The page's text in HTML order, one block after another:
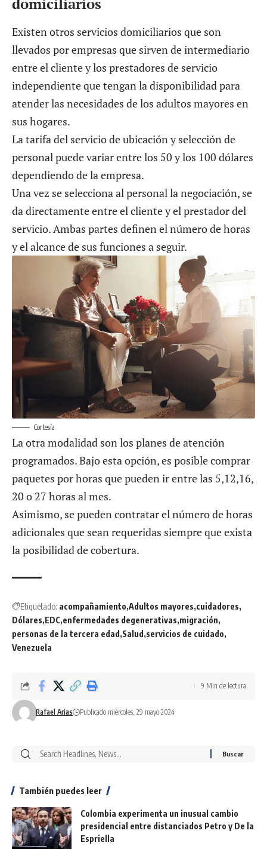
Existen otros servicios domiciliarios que son
llevados por empresas que sirven de intermediario
entre el cliente y los prestadores de servicio
independiente que tengan la disponibilidad para
atender las necesidades de los adultos mayores en
sus hogares.
La tarifa del servicio de ubicación y selección de
personal puede variar entre los 50 y los 100 dólares
dependiendo de la empresa.
Una vez se selecciona al personal la negociación, se
da directamente entre el cliente y el prestador del
servicio. Ambas partes definen el número de horas
y el alcance de sus funciones a seguir.
Cortesía
La otra modalidad son los planes de atención
programados. Bajo esta opción, es posible comprar
paquetes por horas que pueden ir entre las 5,12,16,
20 o 27 horas al mes.
Asimismo, se pueden contratar el número de horas
adicionales que sean requeridas siempre que exista
la posibilidad de cobertura.
Etiquetado: acompañamiento Adultos mayores cuidadores
Dólares EDC enfermedades degenerativas migración
personas de la tercera edad Salud servicios de cuidado
Venezuela
Rafael Arias Publicado miércoles, 29 mayo 2024
9 Min de lectura
También puedes leer
Colombia experimenta un inusual cambio
presidencial entre distanciados Petro y De la
Espriella